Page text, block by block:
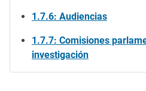
1.7.6: Audiencias
1.7.7: Comisiones
investigación